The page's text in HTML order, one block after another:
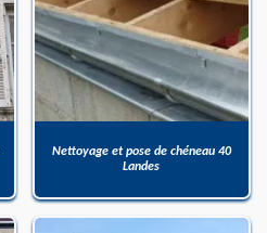
Nettoyage et pose de chéneau 40
Landes